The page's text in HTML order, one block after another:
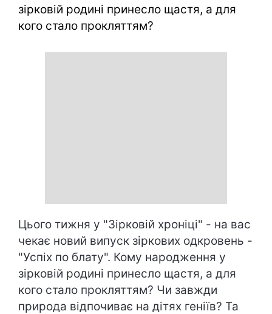
зірковій родині принесло щастя, а для
кого стало прокляттям?
Цього тижня у "Зірковій хроніці" - на вас
чекає новий випуск зіркових одкровень -
"Успіх по блату". Кому народження у
зірковій родині принесло щастя, а для
кого стало прокляттям? Чи завжди
природа відпочиває на дітях геніїв? Та